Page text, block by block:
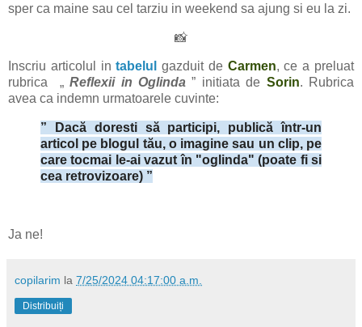
sper ca maine sau cel tarziu in weekend sa ajung si eu la zi.
📸
Inscriu articolul intabelul gazduit de Carmen, ce a preluat
rubrica „Reflexii in Oglinda ” initiata de Sorin. Rubrica
avea ca indemn urmatoarele cuvinte:
” Dacă doresti să participi, publică într-un
articol pe blogul tău, o imagine sau un clip, pe
care tocmai le-ai vazut în "oglinda" (poate fi si
cea retrovizoare) ”
Ja ne!
copilarim la 7/25/2024 04:17:00 a.m.
Distribuiți